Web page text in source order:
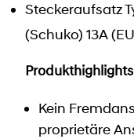
Steckeraufsatz
(Schuko) 13A
Kein
proprietäre